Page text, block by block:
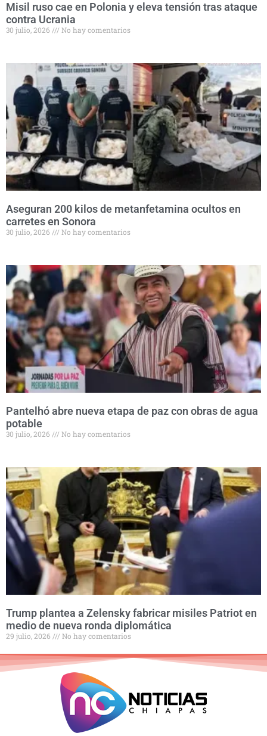
Misil ruso cae en Polonia y eleva tensión tras ataque
contra Ucrania
30 julio, 2026 No hay comentarios
Aseguran 200 kilos de metanfetamina ocultos en
carretes en Sonora
30 julio, 2026 No hay comentarios
Pantelhó abre nueva etapa de paz con obras de agua
potable
30 julio, 2026 No hay comentarios
Trump plantea a Zelensky fabricar misiles Patriot en
medio de nueva ronda diplomática
29 julio, 2026 No hay comentarios